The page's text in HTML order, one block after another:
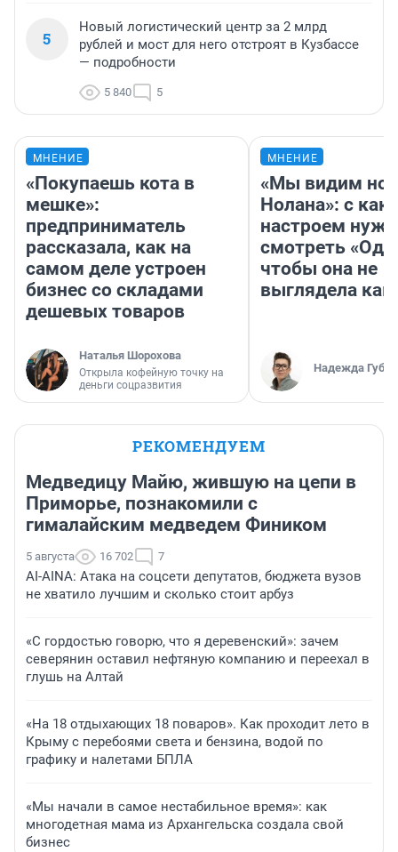
5
Новый логистический центр за 2 млрд
рублей и мост для него отстроят в Кузбассе
— подробности
5 840 5
МНЕНИЕ
«Покупаешь кота в
мешке»:
предприниматель
рассказала, как на
самом деле устроен
бизнес со складами
дешевых товаров
Наталья Шорохова
Открыла кофейную точку на
деньги соцразвития
МНЕНИЕ
«Мы видим
Нолана»: с
настроем
смотреть
чтобы она не
выглядела как
Надежда
РЕКОМЕНДУЕМ
Медведицу Майю, жившую на цепи в
Приморье, познакомили с
гималайским медведем Фиником
5 августа 16 702 7
AI-AINA: Атака на соцсети депутатов, бюджета вузов
не хватило лучшим и сколько стоит арбуз
«С гордостью говорю, что я деревенский»: зачем
северянин оставил нефтяную компанию и переехал в
глушь на Алтай
«На 18 отдыхающих 18 поваров». Как проходит лето в
Крыму с перебоями света и бензина, водой по
графику и налетами БПЛА
«Мы начали в самое нестабильное время»: как
многодетная мама из Архангельска создала свой
бизнес